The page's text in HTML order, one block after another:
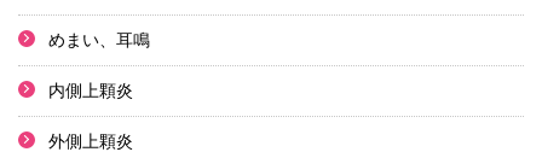
めまい、耳鳴
内側上顆炎
外側上顆炎